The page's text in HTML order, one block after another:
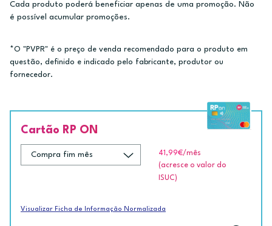
Cada produto poderá beneficiar apenas de uma promoção. Não
é possível acumular promoções.
*O "PVPR" é o preço de venda recomendado para o produto em
questão, definido e indicado pelo fabricante, produtor ou
fornecedor.
Cartão RP ON
41,99€/mês
(acresce o valor do
ISUC)
Visualizar Ficha de Informação Normalizada